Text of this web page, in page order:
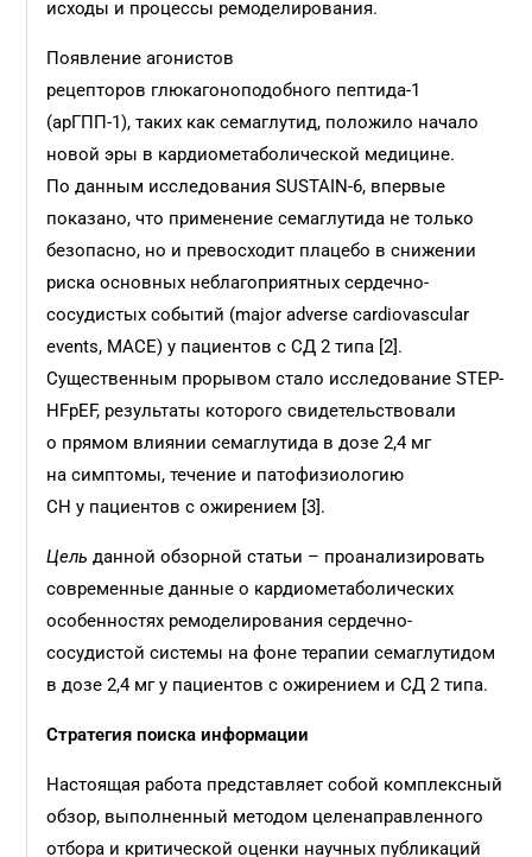
исходы и процессы ремоделирования.
Появление агонистов
рецепторов глюкагоноподобного пептида-1
(арГПП-1), таких как семаглутид, положило начало
новой эры в кардиометаболической медицине.
По данным исследования SUSTAIN-6, впервые
показано, что применение семаглутида не только
безопасно, но и превосходит плацебо в снижении
риска основных неблагоприятных сердечно-
сосудистых событий (major adverse cardiovascular
events, MACE) у пациентов с СД 2 типа [2].
Существенным прорывом стало исследование STEP-
HFpEF, результаты которого свидетельствовали
о прямом влиянии семаглутида в дозе 2,4 мг
на симптомы, течение и патофизиологию
СН у пациентов с ожирением [3].
Цель данной обзорной статьи – проанализировать
современные данные о кардиометаболических
особенностях ремоделирования сердечно-
сосудистой системы на фоне терапии семаглутидом
в дозе 2,4 мг у пациентов с ожирением и СД 2 типа.
Стратегия поиска информации
Настоящая работа представляет собой комплексный
обзор, выполненный методом целенаправленного
отбора и критической оценки научных публикаций